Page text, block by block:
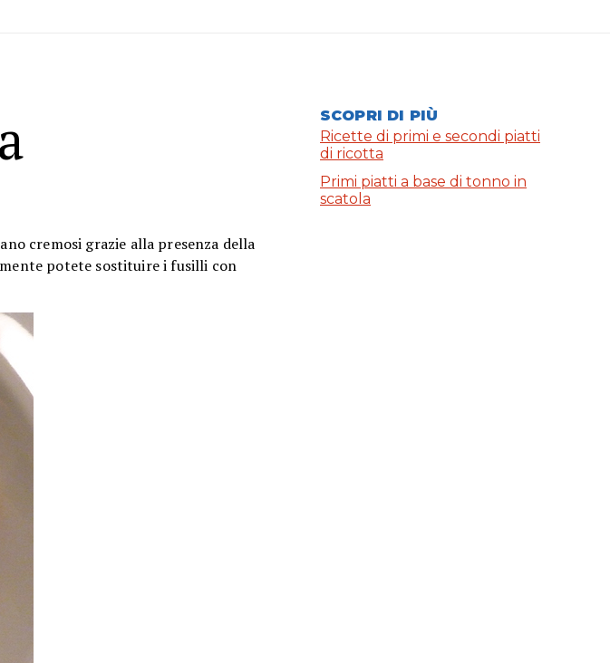
cremosi grazie alla presenza della
potete sostituire i fusilli con
SCOPRI DI PIÙ
Ricette di primi e secondi piatti
di ricotta
Primi piatti a base di tonno in
scatola